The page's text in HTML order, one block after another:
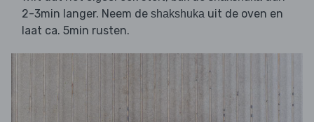
2-3min langer. Neem de shakshuka uit de oven en
laat ca. 5min rusten.